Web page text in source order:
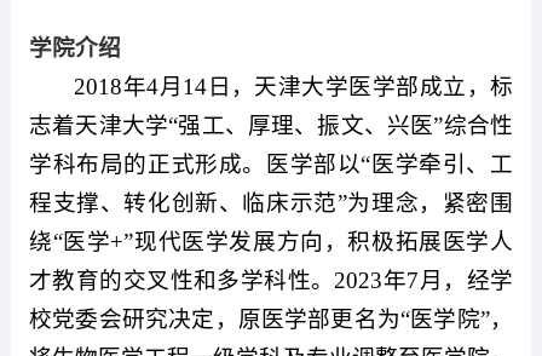
学院介绍
2018年4月14日，天津大学医学部成立，标
志着天津大学“强工、厚理、振文、兴医”综合性
学科布局的正式形成。医学部以“医学牵引、工
程支撑、转化创新、临床示范”为理念，紧密围
绕“医学+”现代医学发展方向，积极拓展医学人
才教育的交叉性和多学科性。2023年7月，经学
校党委会研究决定，原医学部更名为“医学院”，